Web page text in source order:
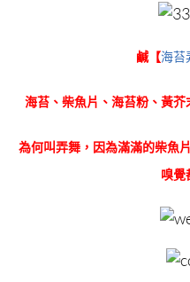
鹹【海苔
海苔、柴魚片、海苔粉、黃
為何叫弄舞，因為滿滿的柴魚
嗅覺